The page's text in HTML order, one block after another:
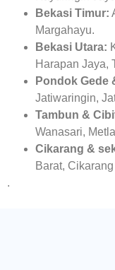
Bekasi Timur:
Margahayu.
Bekasi Utara:
Harapan Jaya,
Pondok Gede
Jatiwaringin,
Tambun &
Wanasari,
Cikarang &
Barat,
.